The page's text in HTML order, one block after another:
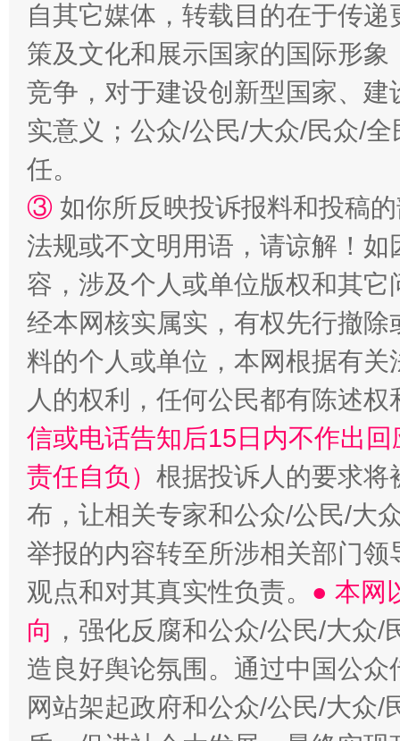
“蜀中异人”王建安的艺术幻境
自其它媒体，转载目的在于传
策及文化和展示国家的国际形
竞争，对于建设创新型国家、
实意义；公众/公民/大众/民众/
任。
③ 如你所反映投诉报料和投稿
法规或不文明用语，请谅解！
容，涉及个人或单位版权和其它
经本网核实属实，有权先行撤
料的个人或单位，本网根据有
人的权利，任何公民都有陈述
信或电话告知后15日内不作出
责任自负） 根据投诉人的要求将
布，让相关专家和公众/公民/大
举报的内容转至所涉相关部门
观点和对其真实性负责。 ● 本网
向 ，强化反腐和公众/公民/大众
造良好舆论氛围。通过中国公
网站架起政府和公众/公民/大众